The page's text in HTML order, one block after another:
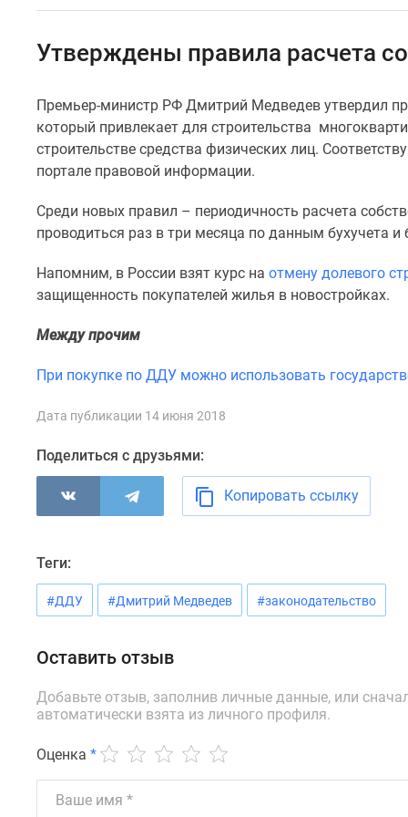
помещения
застройщики
Панорамы
новостроек
новостроек
новостроек
Экология
Подмосковья
комнатные
комнатные
Ипотечный
Военная
ипотека
Медиа
недвижимости
Мнение
Аналитика
Покупателю
Экспертиза
Утверждены правила расчета
Премьер-министр РФ Дмитрий Медведев утвердил
который привлекает для строительства
строительстве средства физических лиц.
портале правовой информации.
Среди новых правил – периодичность расчета
проводиться раз в три месяца по данным бухучета и
Напомним, в России взят курс на отмену долевого
защищенность покупателей жилья в новостройках.
Между прочим
При покупке по ДДУ можно использовать
Дата публикации 14 июня 2018
Поделиться с друзьями:
Копировать ссылку
Теги:
#ДДУ #Дмитрий Медведев #законодательство
Оставить отзыв
Добавьте отзыв, заполнив личные данные, или
автоматически взята из личного профиля.
Оценка *